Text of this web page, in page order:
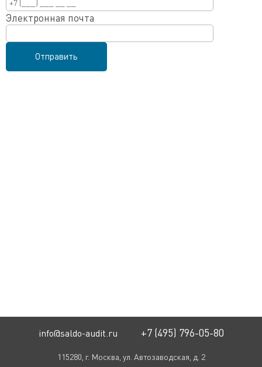
Электронная почта
info@saldo-audit.ru +7 (495) 796-05-80
115280, г. Москва, ул. Автозаводская, д. 2